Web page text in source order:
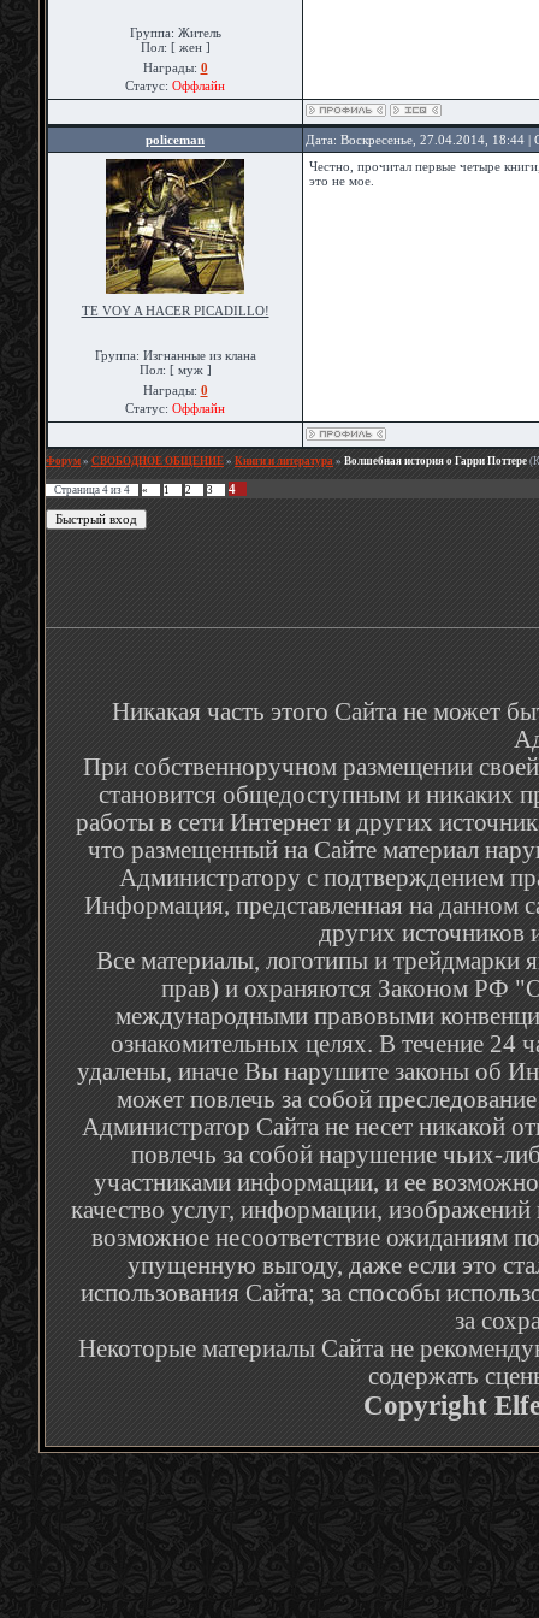
Группа: Житель
Пол: [ жен ]
Награды: 0
Статус: Оффлайн
policeman Дата: Воскресенье, 27.04.2014, 18:44
TE VOY A HACER PICADILLO!
Группа: Изгнанные из клана
Пол: [ муж ]
Награды: 0
Статус: Оффлайн
Честно, прочитал первые четыре
это не мое.
Форум » СВОБОДНОЕ ОБЩЕНИЕ » Книги и литература » Волшебная история о Гарри Поттере
Страница 4 из 4 « 1 2 3 4
Никакая часть этого Сайта не может
При собственноручном размещении
становится общедоступным и никаких
работы в сети Интернет и других
что размещенный на Сайте материал
Администратору с подтверждением
Информация, представленная на данном
других
Все материалы, логотипы и трейдмарки
прав) и охраняются Законом РФ
международными правовыми
ознакомительных целях. В течение 24
удалены, иначе Вы нарушите законы об
может повлечь за собой
Администратор Сайта не несет никакой
повлечь за собой нарушение чьих-
участниками информации, и ее
качество услуг, информации,
возможное несоответствие ожиданиям
упущенную выгоду, даже если это
использования Сайта; за способы
за
Некоторые материалы Сайта не
содержать
Copyright